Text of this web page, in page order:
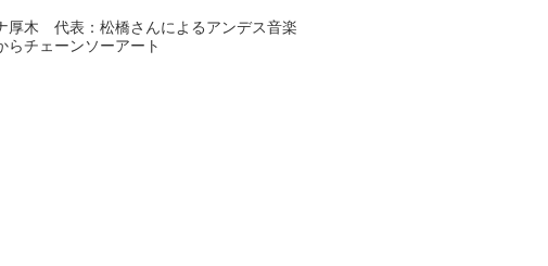
んによるアンデス音楽
ーアート